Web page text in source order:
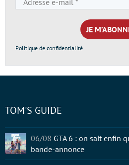
e-
mail
*
Politique de confidentialité
TOM'S GUIDE
06/08 GTA 6 : on sait enfin
bande-annonce